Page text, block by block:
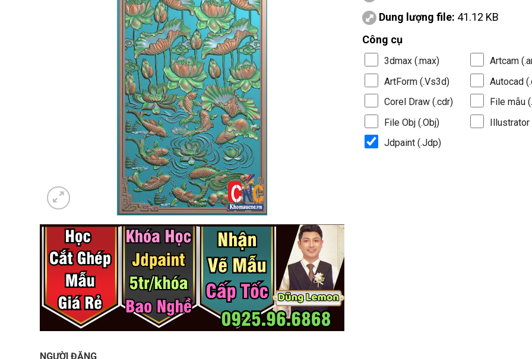
Dung lượng file: 41.12 KB
Công cụ
3dmax (.max)
Artcam
ArtForm (.Vs3d)
Autocad
Corel Draw (.cdr)
File mẫu
File Obj (.Obj)
Illustrator
Jdpaint (.Jdp)
NGƯỜI ĐĂNG